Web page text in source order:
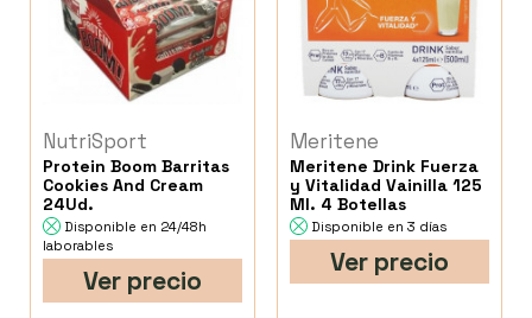
NutriSport
Protein Boom Barritas
Cookies And Cream
24Ud.
Disponible en 24/48h
laborables
Ver precio
Meritene
Meritene Drink Fuerza
y Vitalidad Vainilla 125
Ml. 4 Botellas
Disponible en 3 días
Ver precio